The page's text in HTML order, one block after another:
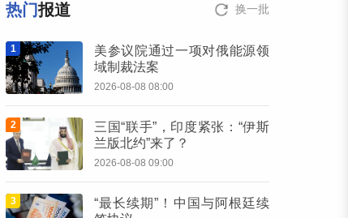
热门报道 换一批
1
美参议院通过一项对俄能源领
域制裁法案
2026-08-08 08:00
2
三国“联手”，印度紧张：“伊斯
兰版北约”来了？
2026-08-08 09:00
3
“最长续期”！中国与阿根廷续